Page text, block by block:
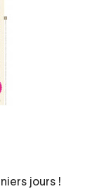
jours !